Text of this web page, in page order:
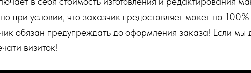
при условии, что заказчик предоставляет макет на
обязан предупреждать до оформления заказа! Если
визиток!